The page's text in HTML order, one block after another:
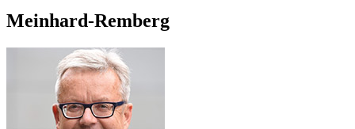
Meinhard-Remberg